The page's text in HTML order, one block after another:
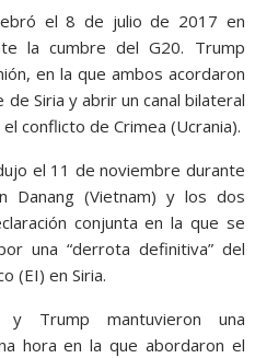
el 8 de julio de 2017 en
la cumbre del G20. Trump
en la que ambos acordaron
Siria y abrir un canal bilateral
conflicto de Crimea (Ucrania).
el 11 de noviembre durante
Danang (Vietnam) y los dos
conjunta en la que se
una “derrota definitiva” del
(EI) en Siria.
Trump mantuvieron una
hora en la que abordaron el